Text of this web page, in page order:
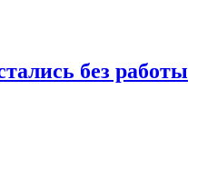
без работы